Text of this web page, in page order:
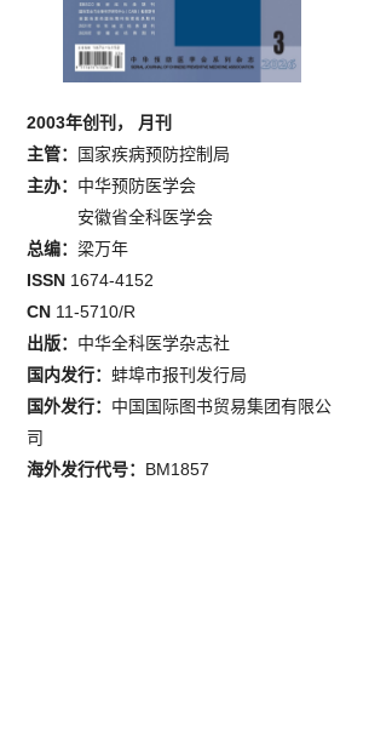
2003年创刊， 月刊
主管： 国家疾病预防控制局
主办： 中华预防医学会
安徽省全科医学会
总编： 梁万年
ISSN 1674-4152
CN 11-5710/R
出版： 中华全科医学杂志社
国内发行： 蚌埠市报刊发行局
国外发行： 中国国际图书贸易集团有限公
司
海外发行代号： BM1857